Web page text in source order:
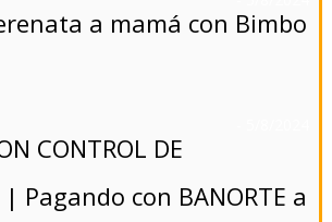
a mamá con Bimbo
CONTROL DE
| Pagando con BANORTE a